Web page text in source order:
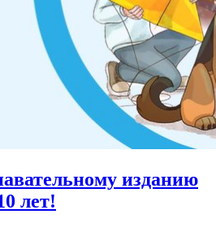
изданию
лет!